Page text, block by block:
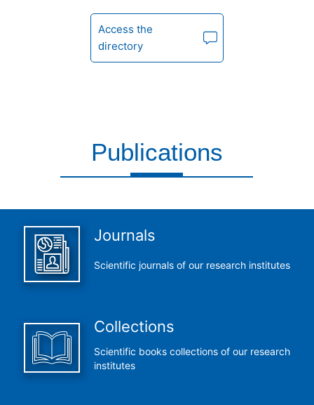
Access the
directory
Publications
Journals
Scientific journals of our research institutes
Collections
Scientific books collections of our research
institutes